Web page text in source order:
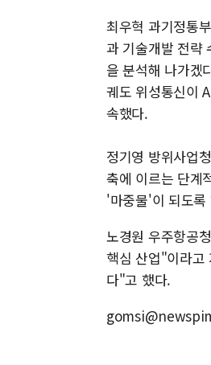
최우혁 과기정통
과 기술개발 전략
을 분석해 나가겠
궤도 위성통신이
속했다.
정기영 방위사업
축에 이르는 단계
'마중물'이 되도
노경원 우주항공
핵심 산업"이라고
다"고 했다.